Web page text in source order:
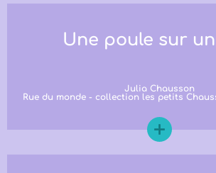
Une poule sur
Julia Chausson
Rue du monde - collection les petits